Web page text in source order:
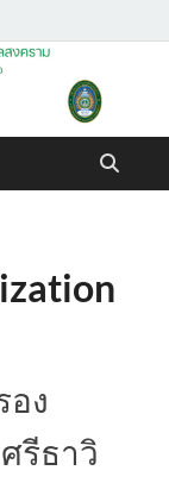
ร์
ฏพิบูล
อง
รีธาวิ